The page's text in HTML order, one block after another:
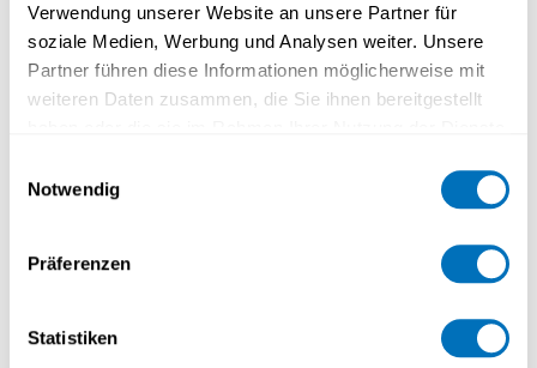
Verwendung unserer Website an unsere Partner für
soziale Medien, Werbung und Analysen weiter. Unsere
Partner führen diese Informationen möglicherweise mit
weiteren Daten zusammen, die Sie ihnen bereitgestellt
Notwendig
Präferenzen
Statistiken
Recognised Qualifications
Faculty of Business and
Faculty of History
25.08.2026 - 18:00 to 19:00
CAS Datenschutz - Unternehmen und Verwaltung